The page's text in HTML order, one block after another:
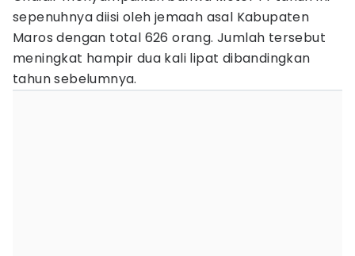
sepenuhnya diisi oleh jemaah asal Kabupaten
Maros dengan total 626 orang. Jumlah tersebut
meningkat hampir dua kali lipat dibandingkan
tahun sebelumnya.